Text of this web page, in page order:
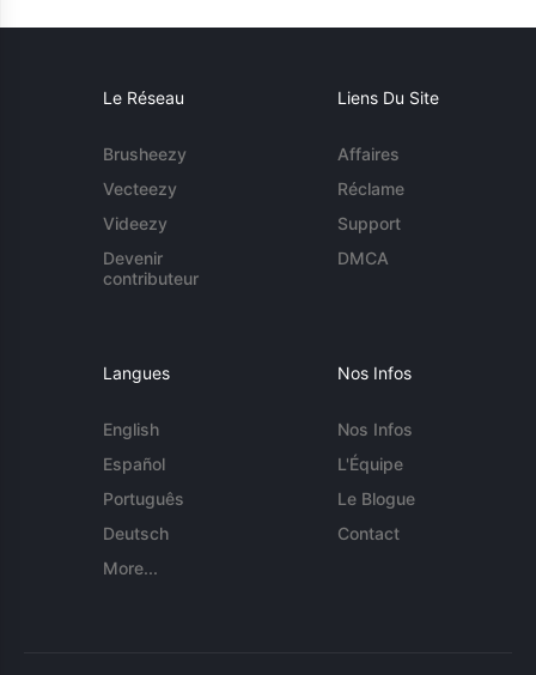
Le Réseau
Brusheezy
Vecteezy
Videezy
Devenir
contributeur
Liens Du Site
Affaires
Réclame
Support
DMCA
Langues
English
Español
Português
Deutsch
More...
Nos Infos
Nos Infos
L'Équipe
Le Blogue
Contact